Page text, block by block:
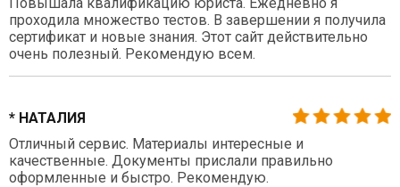
проходила множество тестов. В завершении я получила
сертификат и новые знания. Этот сайт действительно
очень полезный. Рекомендую всем.
* НАТАЛИЯ
Отличный сервис. Материалы интересные и
качественные. Документы прислали правильно
оформленные и быстро. Рекомендую.